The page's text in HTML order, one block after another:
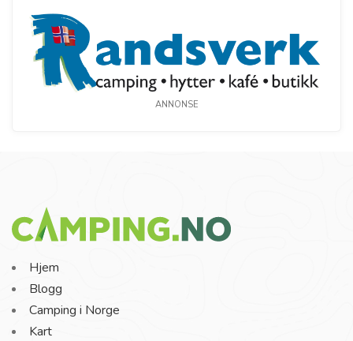
ANNONSE
Hjem
Blogg
Camping i Norge
Kart